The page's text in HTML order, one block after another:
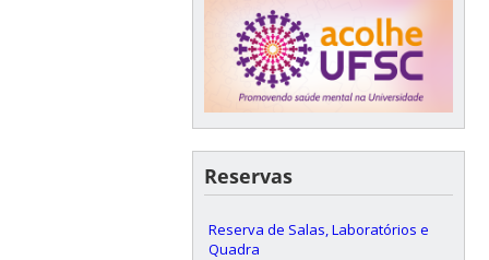
Reservas
Reserva de Salas, Laboratórios e
Quadra